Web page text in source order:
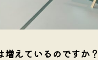
えているのですか？